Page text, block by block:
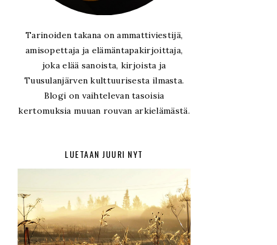
Tarinoiden takana on ammattiviestijä,
amisopettaja ja elämäntapakirjoittaja,
joka elää sanoista, kirjoista ja
Tuusulanjärven kulttuurisesta ilmasta.
Blogi on vaihtelevan tasoisia
kertomuksia muuan rouvan arkielämästä.
LUETAAN JUURI NYT